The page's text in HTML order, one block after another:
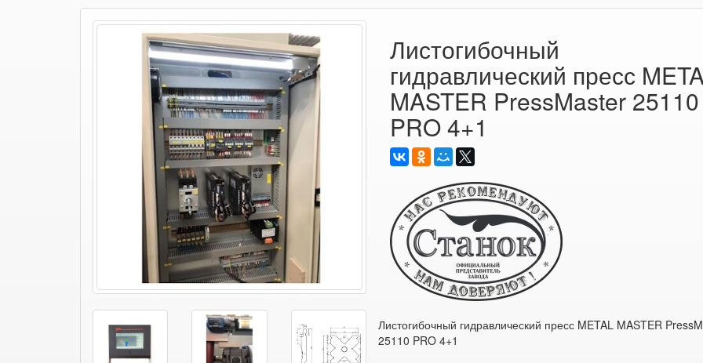
Листогибочный
гидравлический пресс
MASTER PressMaster 25110
PRO 4+1
Листогибочный гидравлический пресс METAL MASTER
25110 PRO 4+1